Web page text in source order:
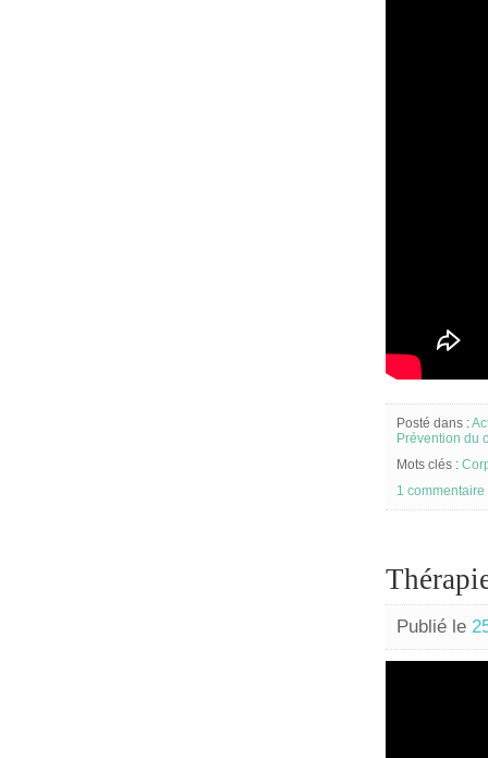
Posté dans :
Prévention du
Mots clés :
1 commentaire
Publié le